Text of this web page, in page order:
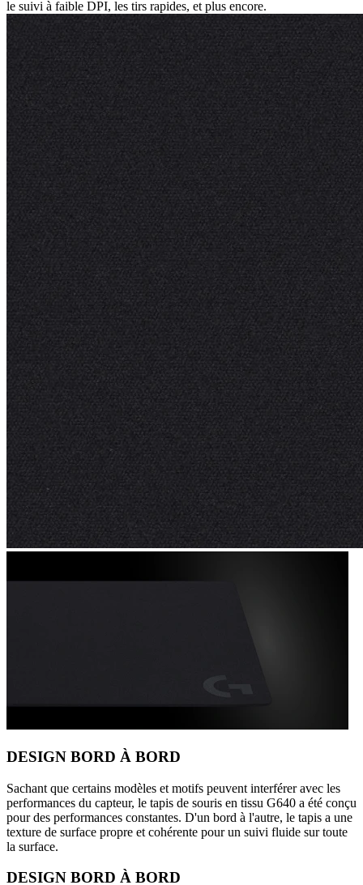
le suivi à faible DPI, les tirs rapides, et plus encore.
DESIGN BORD À BORD
Sachant que certains modèles et motifs peuvent interférer avec les
performances du capteur, le tapis de souris en tissu G640 a été conçu
pour des performances constantes. D'un bord à l'autre, le tapis a une
texture de surface propre et cohérente pour un suivi fluide sur toute
la surface.
DESIGN BORD À BORD